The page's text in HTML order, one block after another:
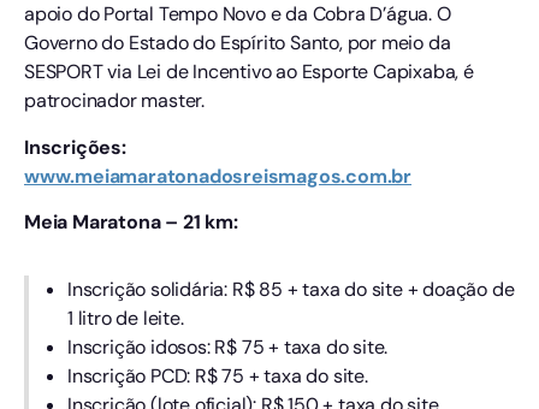
apoio do Portal Tempo Novo e da Cobra D’água. O
Governo do Estado do Espírito Santo, por meio da
SESPORT via Lei de Incentivo ao Esporte Capixaba, é
patrocinador master.
Inscrições:
www.meiamaratonadosreismagos.com.br
Meia Maratona – 21 km:
Inscrição solidária: R$ 85 + taxa do site + doação de
1 litro de leite.
Inscrição idosos: R$ 75 + taxa do site.
Inscrição PCD: R$ 75 + taxa do site.